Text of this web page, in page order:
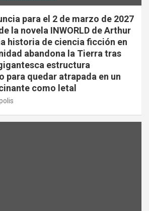
para el 2 de marzo de 2027
la novela INWORLD de Arthur
historia de ciencia ficción en
abandona la Tierra tras
estructura
para quedar atrapada en un
como letal